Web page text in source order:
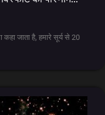
जाता है, हमारे सूर्य से 20